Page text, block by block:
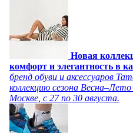
Новая
комфорт и элегантность в
бренд обуви и аксессуаров
коллекцию сезона
Москве, с 27 по 30 августа.